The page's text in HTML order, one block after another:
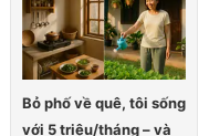
Bỏ phố về quê, tôi sống
với 5 triệu/tháng – và